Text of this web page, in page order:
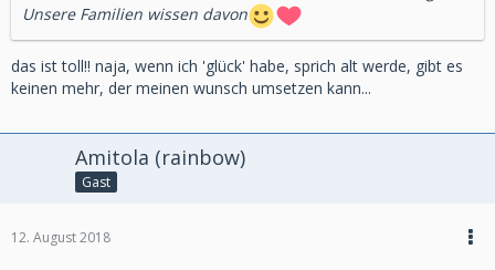
Unsere Familien wissen davon
das ist toll!! naja, wenn ich 'glück' habe, sprich alt werde, gibt es
keinen mehr, der meinen wunsch umsetzen kann...
Amitola (rainbow)
Gast
12. August 2018